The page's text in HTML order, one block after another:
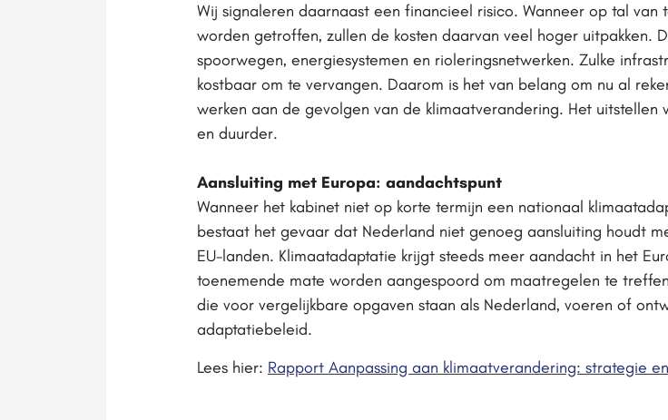
Wij signaleren daarnaast een financieel risico. Wanneer op tal
worden getroffen, zullen de kosten daarvan veel hoger uitpakken.
spoorwegen, energiesystemen en rioleringsnetwerken. Zulke
kostbaar om te vervangen. Daarom is het van belang om nu al
werken aan de gevolgen van de klimaatverandering. Het
en duurder.
Aansluiting met Europa: aandachtspunt
Wanneer het kabinet niet op korte termijn een nationaal
bestaat het gevaar dat Nederland niet genoeg aansluiting houdt
EU-landen. Klimaatadaptatie krijgt steeds meer aandacht in het
toenemende mate worden aangespoord om maatregelen te
die voor vergelijkbare opgaven staan als Nederland, voeren of
adaptatiebeleid.
Lees hier: Rapport Aanpassing aan klimaatverandering: strategie